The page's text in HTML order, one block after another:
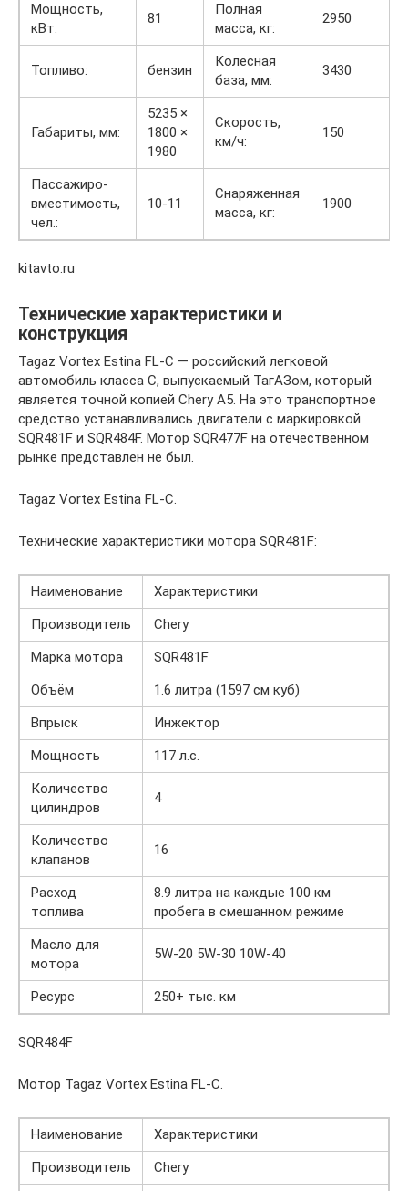
Мощность,
кВт:
81
Полная
масса, кг:
2950
Топливо: бензин
Колесная
база, мм:
3430
Габариты, мм:
5235 ×
1800 ×
1980
Скорость,
км/ч:
150
Пассажиро-
вместимость,
чел.:
10-11
Снаряженная
масса, кг:
1900
kitavto.ru
Технические характеристики и
конструкция
Tagaz Vortex Estina FL-C — российский легковой
автомобиль класса C, выпускаемый ТагАЗом, который
является точной копией Chery A5. На это транспортное
средство устанавливались двигатели с маркировкой
SQR481F и SQR484F. Мотор SQR477F на отечественном
рынке представлен не был.
Tagaz Vortex Estina FL-C.
Технические характеристики мотора SQR481F:
Наименование
Характеристики
Производитель
Chery
Марка мотора
SQR481F
Объём
1.6 литра (1597 см куб)
Впрыск
Инжектор
Мощность
117 л.с.
Количество
цилиндров
4
Количество
клапанов
16
Расход
топлива
8.9 литра на каждые 100 км
пробега в смешанном режиме
Масло для
мотора
5W-20 5W-30 10W-40
Ресурс 250+ тыс. км
SQR484F
Мотор Tagaz Vortex Estina FL-C.
Наименование
Характеристики
Производитель
Chery